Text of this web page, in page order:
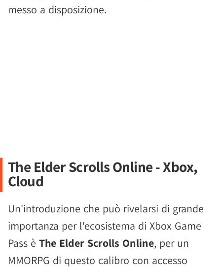
messo a disposizione.
The Elder Scrolls Online - Xbox,
Cloud
Un'introduzione che può rivelarsi di grande
importanza per l'ecosistema di Xbox Game
Pass è The Elder Scrolls Online, per un
MMORPG di questo calibro con accesso